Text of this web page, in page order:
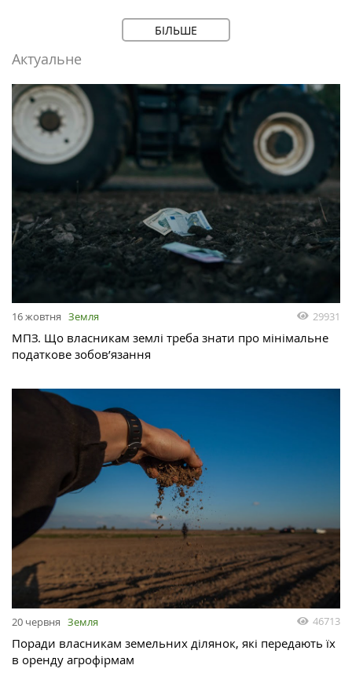
БІЛЬШЕ
Актуальне
16 жовтня Земля 29931
МПЗ. Що власникам землі треба знати про мінімальне
податкове зобов’язання
20 червня Земля 46713
Поради власникам земельних ділянок, які передають їх
в оренду агрофірмам